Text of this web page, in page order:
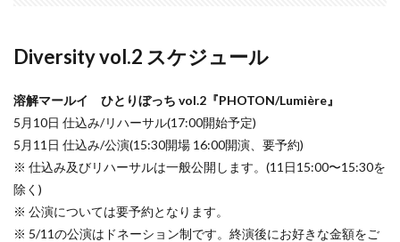
Diversity vol.2 スケジュール
溶解マールイ ひとりぼっち vol.2『PHOTON/Lumière』
5月10日 仕込み/リハーサル(17:00開始予定)
5月11日 仕込み/公演(15:30開場 16:00開演、要予約)
※ 仕込み及びリハーサルは一般公開します。(11日15:00〜15:30を
除く)
※ 公演については要予約となります。
※ 5/11の公演はドネーション制です。終演後にお好きな金額をご